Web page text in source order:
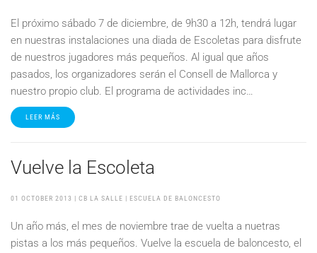
El próximo sábado 7 de diciembre, de 9h30 a 12h, tendrá lugar
en nuestras instalaciones una diada de Escoletas para disfrute
de nuestros jugadores más pequeños. Al igual que años
pasados, los organizadores serán el Consell de Mallorca y
nuestro propio club. El programa de actividades inc…
LEER MÁS
Vuelve la Escoleta
01 OCTOBER 2013 | CB LA SALLE | ESCUELA DE BALONCESTO
Un año más, el mes de noviembre trae de vuelta a nuetras
pistas a los más pequeños. Vuelve la escuela de baloncesto, el